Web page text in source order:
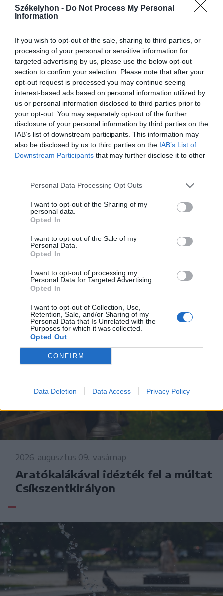
Székelyhon - Do Not Process My Personal
Information
If you wish to opt-out of the sale, sharing to third parties, or
processing of your personal or sensitive information for
targeted advertising by us, please use the below opt-out
section to confirm your selection. Please note that after your
opt-out request is processed you may continue seeing
interest-based ads based on personal information utilized by
us or personal information disclosed to third parties prior to
your opt-out. You may separately opt-out of the further
disclosure of your personal information by third parties on the
IAB’s list of downstream participants. This information may
also be disclosed by us to third parties on the IAB’s List of
Downstream Participants that may further disclose it to other
Personal Data Processing Opt Outs
I want to opt-out of the Sharing of my
personal data.
Opted In
I want to opt-out of the Sale of my
Personal Data.
Opted In
I want to opt-out of processing my
Personal Data for Targeted Advertising.
Opted In
I want to opt-out of Collection, Use,
Retention, Sale, and/or Sharing of my
Personal Data that Is Unrelated with the
Purposes for which it was collected.
Opted Out
CONFIRM
Data Deletion Data Access Privacy Policy
2026. augusztus 09., vasárnap
Fejszékkel támadtak a mentősökre
egy TikTokon terjedő álhír miatt –
2026. augusztus 09., vasárnap
Aratókalákával idézték fel a múltat
Csíkszentkirályon